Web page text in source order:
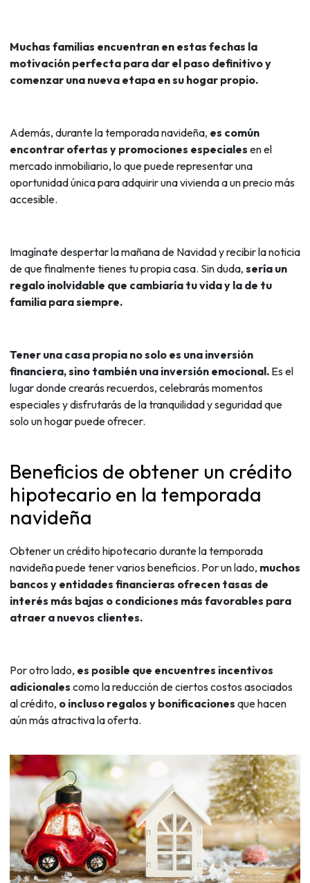
Muchas familias encuentran en estas fechas la
motivación perfecta para dar el paso definitivo y
comenzar una nueva etapa en su hogar propio.
Además, durante la temporada navideña, es común
encontrar ofertas y promociones especiales en el
mercado inmobiliario, lo que puede representar una
oportunidad única para adquirir una vivienda a un precio más
accesible.
Imagínate despertar la mañana de Navidad y recibir la noticia
de que finalmente tienes tu propia casa. Sin duda, sería un
regalo inolvidable que cambiaría tu vida y la de tu
familia para siempre.
Tener una casa propia no solo es una inversión
financiera, sino también una inversión emocional. Es el
lugar donde crearás recuerdos, celebrarás momentos
especiales y disfrutarás de la tranquilidad y seguridad que
solo un hogar puede ofrecer.
Beneficios de obtener un crédito
hipotecario en la temporada
navideña
Obtener un crédito hipotecario durante la temporada
navideña puede tener varios beneficios. Por un lado, muchos
bancos y entidades financieras ofrecen tasas de
interés más bajas o condiciones más favorables para
atraer a nuevos clientes.
Por otro lado, es posible que encuentres incentivos
adicionales como la reducción de ciertos costos asociados
al crédito, o incluso regalos y bonificaciones que hacen
aún más atractiva la oferta.